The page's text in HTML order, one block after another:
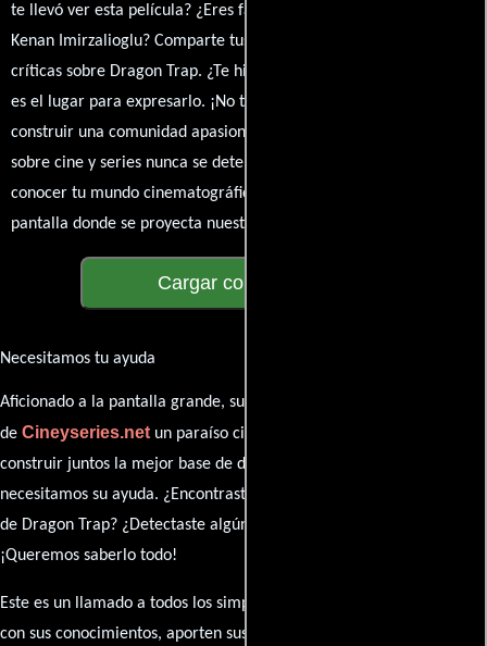
te llevó ver esta película? ¿Eres fan de Ugur Yücel, Ugur Yücel o
Kenan Imirzalioglu? Comparte tus pensamientos, emociones y
críticas sobre Dragon Trap. ¿Te hizo reír, llorar o reflexionar? Este
es el lugar para expresarlo. ¡No te guardes nada! Queremos
construir una comunidad apasionada donde la conversación
sobre cine y series nunca se detenga. Únete a la charla y déjanos
conocer tu mundo cinematográfico. ¡Los comentarios son la
pantalla donde se proyecta nuestra diversidad de opiniones!
Cargar comentarios
Necesitamos tu ayuda
Aficionado a la pantalla grande, su participación es clave para hacer
de Cineyseries.netun paraíso cinéfilo completo. Queremos
construir juntos la mejor base de datos cinematográfica, pero
necesitamos su ayuda. ¿Encontraste algún dato faltante en la ficha
de Dragon Trap? ¿Detectaste algún error en la sinopsis o el elenco?
¡Queremos saberlo todo!
Este es un llamado a todos los simpatizantes del cine: contribuyan
con sus conocimientos, aporten sus descubrimientos y compartan